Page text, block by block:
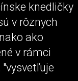
knedličky
v rôznych
ako
v rámci